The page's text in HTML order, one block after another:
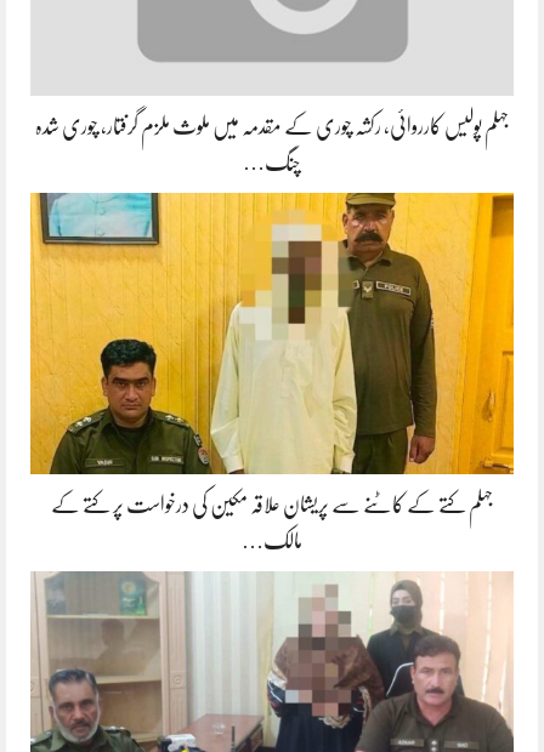
جہلم پولیس کارروائی، رکشہ چوری کے مقدمہ میں ملوث ملزم گرفتار، چوری شدہ
چنگ…
جہلم کتے کے کاٹنے سے پریشان علاقہ مکین کی درخواست پر کتے کے
مالک…